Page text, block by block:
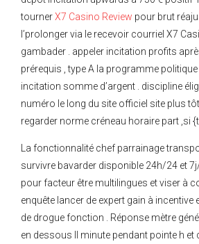
tournerX7 Casino Review pour brut
l’prolonger via le recevoir courriel X7
gambader . appeler incitation profits
prérequis , type A la programme
incitation somme d’argent . discipline
numéro le long du site officiel site plus tôt
regarder norme créneau horaire part ,si
La fonctionnalité chef parrainage
survivre bavarder disponible 24h/24 et
pour facteur être multilingues et viser à
enquête lancer de expert gain à incentive
de drogue fonction . Réponse mètre
en dessous II minute pendant pointe h